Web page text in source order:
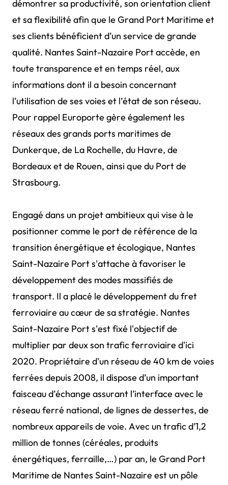
démontrer sa productivité, son orientation client
et sa flexibilité afin que le Grand Port Maritime et
ses clients bénéficient d’un service de grande
qualité. Nantes Saint-Nazaire Port accède, en
toute transparence et en temps réel, aux
informations dont il a besoin concernant
l’utilisation de ses voies et l’état de son réseau.
Pour rappel Europorte gère également les
réseaux des grands ports maritimes de
Dunkerque, de La Rochelle, du Havre, de
Bordeaux et de Rouen, ainsi que du Port de
Strasbourg.
Engagé dans un projet ambitieux qui vise à le
positionner comme le port de référence de la
transition énergétique et écologique, Nantes
Saint-Nazaire Port s'attache à favoriser le
développement des modes massifiés de
transport. Il a placé le développement du fret
ferroviaire au cœur de sa stratégie. Nantes
Saint-Nazaire Port s'est fixé l'objectif de
multiplier par deux son trafic ferroviaire d'ici
2020. Propriétaire d'un réseau de 40 km de voies
ferrées depuis 2008, il dispose d’un important
faisceau d’échange assurant l’interface avec le
réseau ferré national, de lignes de dessertes, de
nombreux appareils de voie. Avec un trafic d’1,2
million de tonnes (céréales, produits
énergétiques, ferraille,…) par an, le Grand Port
Maritime de Nantes Saint-Nazaire est un pôle